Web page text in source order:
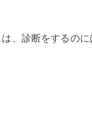
、診断をするの